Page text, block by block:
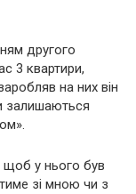
другого
3 квартири,
на них він
залишаються
щоб у нього був
зі мною чи з